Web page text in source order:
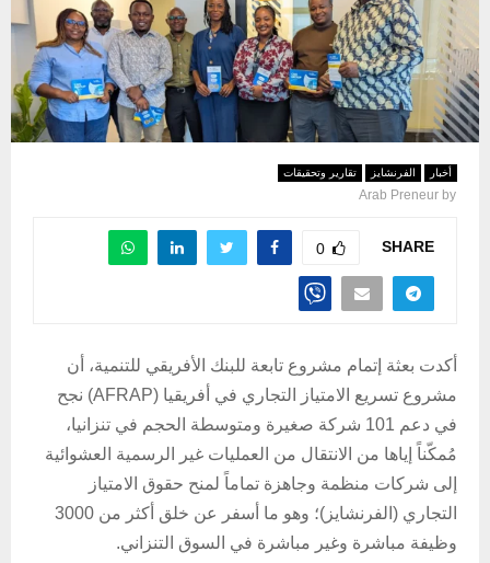
أخبار الفرنشايز تقارير وتحقيقات
by
Arab Preneur
SHARE
0
أكدت بعثة إتمام مشروع تابعة للبنك الأفريقي للتنمية، أن
مشروع تسريع الامتياز التجاري في أفريقيا (AFRAP) نجح
في دعم 101 شركة صغيرة ومتوسطة الحجم في تنزانيا،
مُمكّناً إياها من الانتقال من العمليات غير الرسمية العشوائية
إلى شركات منظمة وجاهزة تماماً لمنح حقوق الامتياز
التجاري (الفرنشايز)؛ وهو ما أسفر عن خلق أكثر من 3000
وظيفة مباشرة وغير مباشرة في السوق التنزاني.